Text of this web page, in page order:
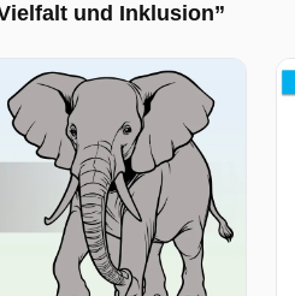
und Inklusion”